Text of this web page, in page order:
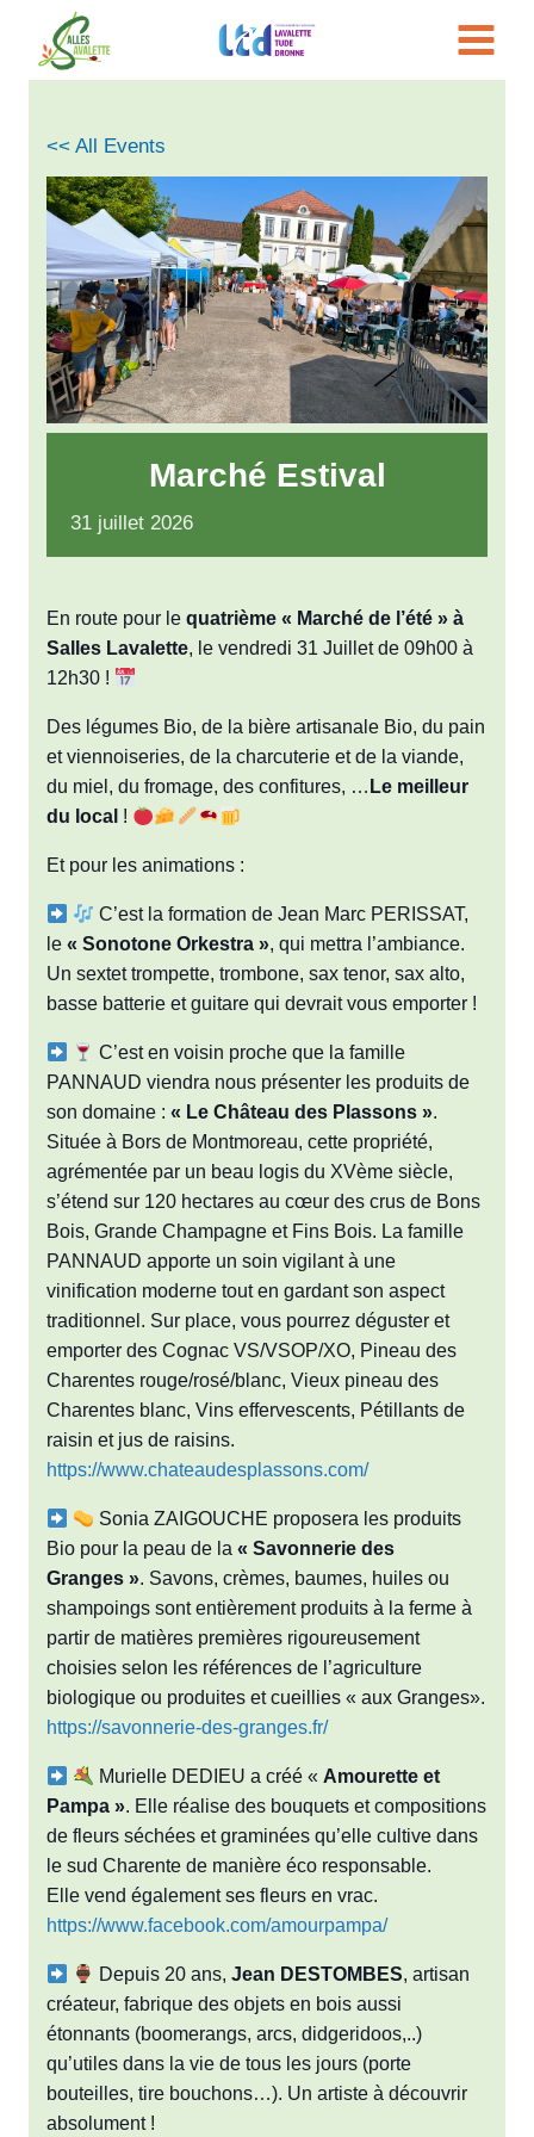
contenu
<< All Events
Marché Estival
31 juillet 2026
En route pour le quatrième « Marché de l’été » à
Salles Lavalette, le vendredi 31 Juillet de 09h00 à
12h30 !
Des légumes Bio, de la bière artisanale Bio, du pain
et viennoiseries, de la charcuterie et de la viande,
du miel, du fromage, des confitures, … Le meilleur
du local !
Et pour les animations :
C’est la formation de Jean Marc PERISSAT,
le « Sonotone Orkestra », qui mettra l’ambiance.
Un sextet trompette, trombone, sax tenor, sax alto,
basse batterie et guitare qui devrait vous emporter !
C’est en voisin proche que la famille
PANNAUD viendra nous présenter les produits de
son domaine : « Le Château des Plassons ».
Située à Bors de Montmoreau, cette propriété,
agrémentée par un beau logis du XVème siècle,
s’étend sur 120 hectares au cœur des crus de Bons
Bois, Grande Champagne et Fins Bois. La famille
PANNAUD apporte un soin vigilant à une
vinification moderne tout en gardant son aspect
traditionnel. Sur place, vous pourrez déguster et
emporter des Cognac VS/VSOP/XO, Pineau des
Charentes rouge/rosé/blanc, Vieux pineau des
Charentes blanc, Vins effervescents, Pétillants de
raisin et jus de raisins.
https://www.chateaudesplassons.com/
Sonia ZAIGOUCHE proposera les produits
Bio pour la peau de la « Savonnerie des
Granges ». Savons, crèmes, baumes, huiles ou
shampoings sont entièrement produits à la ferme à
partir de matières premières rigoureusement
choisies selon les références de l’agriculture
biologique ou produites et cueillies « aux Granges».
https://savonnerie-des-granges.fr/
Murielle DEDIEU a créé « Amourette et
Pampa ». Elle réalise des bouquets et compositions
de fleurs séchées et graminées qu’elle cultive dans
le sud Charente de manière éco responsable.
Elle vend également ses fleurs en vrac.
https://www.facebook.com/amourpampa/
Depuis 20 ans,Jean DESTOMBES, artisan
créateur, fabrique des objets en bois aussi
étonnants (boomerangs, arcs, didgeridoos,..)
qu’utiles dans la vie de tous les jours (porte
bouteilles, tire bouchons…). Un artiste à découvrir
absolument !